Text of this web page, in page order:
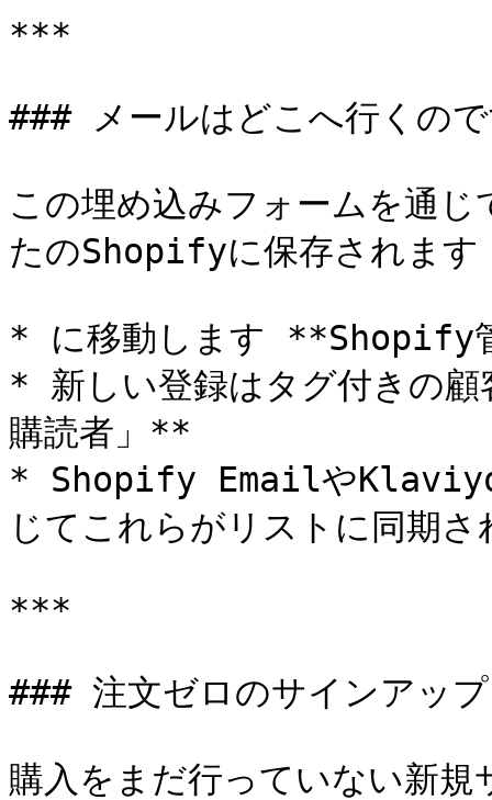
***
### メールはどこへ行くの
この埋め込みフォームを通
たのShopifyに保存されま
* に移動します **Shopify
* 新しい登録はタグ付きの
購読者」**
* Shopify EmailやKlaviyo
じてこれらがリストに同期さ
***
### 注文ゼロのサインアッ
購入をまだ行っていない新